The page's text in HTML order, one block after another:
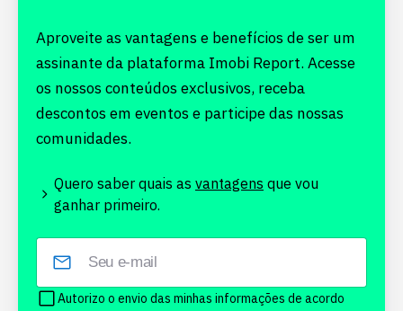
Aproveite as vantagens e benefícios de ser um
assinante da plataforma Imobi Report. Acesse
os nossos conteúdos exclusivos, receba
descontos em eventos e participe das nossas
comunidades.
Quero saber quais as vantagens que vou
ganhar primeiro.
Autorizo o envio das minhas informações de acordo